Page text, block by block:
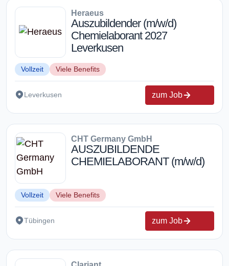
Heraeus
Auszubildender (m/w/d)
Chemielaborant 2027
Leverkusen
Vollzeit Viele Benefits
Leverkusen zum Job
CHT Germany GmbH
AUSZUBILDENDE
CHEMIELABORANT (m/w/d)
Vollzeit Viele Benefits
Tübingen zum Job